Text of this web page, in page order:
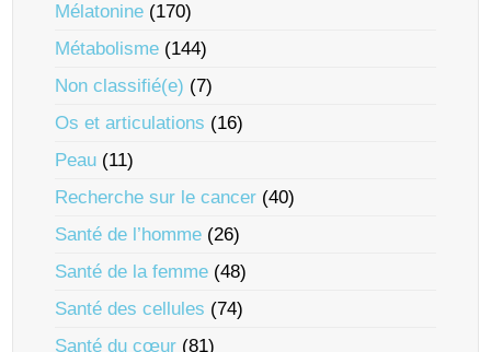
Mélatonine (170)
Métabolisme (144)
Non classifié(e) (7)
Os et articulations (16)
Peau (11)
Recherche sur le cancer (40)
Santé de l’homme (26)
Santé de la femme (48)
Santé des cellules (74)
Santé du cœur (81)